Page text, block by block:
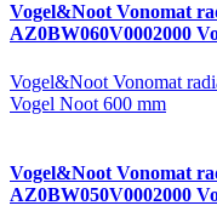
Vogel&Noot Vonomat
AZ0BW060V0002000
Vogel&Noot Vonomat
Vogel Noot 600 mm
Vogel&Noot Vonomat
AZ0BW050V0002000